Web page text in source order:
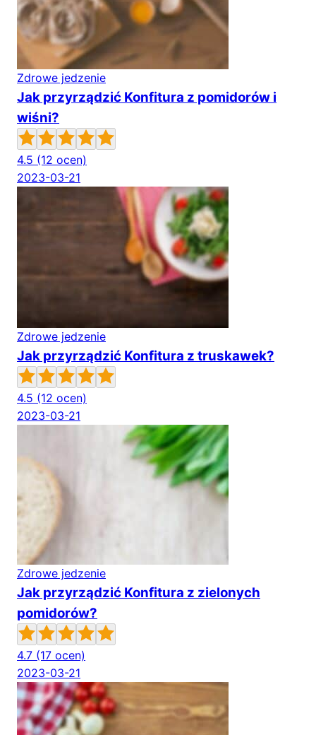
Zdrowe jedzenie
Jak przyrządzić Konfitura z pomidorów i
wiśni?
4.5 (12 ocen)
2023-03-21
Zdrowe jedzenie
Jak przyrządzić Konfitura z truskawek?
4.5 (12 ocen)
2023-03-21
Zdrowe jedzenie
Jak przyrządzić Konfitura z zielonych
pomidorów?
4.7 (17 ocen)
2023-03-21